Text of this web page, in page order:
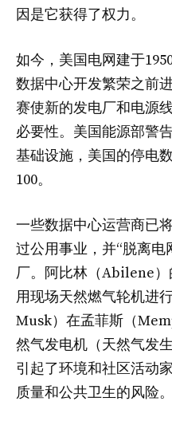
因是它获得了权力。
如今，美国电网建于
数据中心开发繁荣之前
赛使新的发电厂和电源
必要性。美国能源部警
基础设施，美国的停电
100。
一些数据中心运营商已
过公用事业，并“脱离电
厂。阿比林（Abilene
用现场天然燃气轮机进
Musk）在孟菲斯（
然气发电机（天然气发
引起了环境和社区活动
质量和公共卫生的风险。